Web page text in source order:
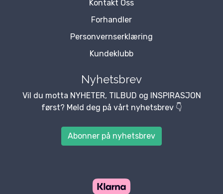
Kontakt Oss
Forhandler
Personvernserklæring
Kundeklubb
Nyhetsbrev
Vil du motta NYHETER, TILBUD og INSPIRASJON
først? Meld deg på vårt nyhetsbrev 👇
Abonner på nyhetsbrev